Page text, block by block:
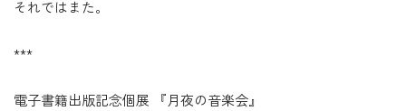
それではまた。
***
電子書籍出版記念個展 『月夜の音楽会』